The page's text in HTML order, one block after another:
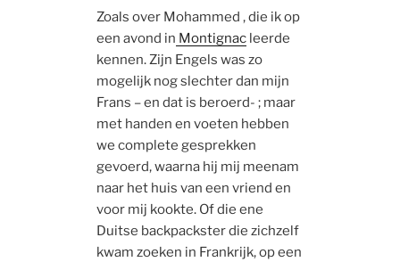
Zoals over Mohammed , die ik op
een avond in Montignac leerde
kennen. Zijn Engels was zo
mogelijk nog slechter dan mijn
Frans – en dat is beroerd- ; maar
met handen en voeten hebben
we complete gesprekken
gevoerd, waarna hij mij meenam
naar het huis van een vriend en
voor mij kookte. Of die ene
Duitse backpackster die zichzelf
kwam zoeken in Frankrijk, op een